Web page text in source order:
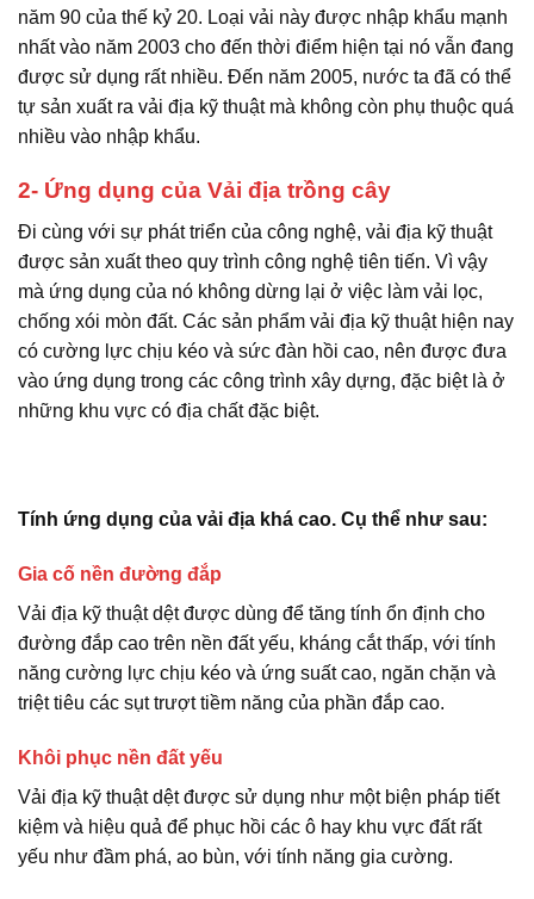
năm 90 của thế kỷ 20. Loại vải này được nhập khẩu mạnh
nhất vào năm 2003 cho đến thời điểm hiện tại nó vẫn đang
được sử dụng rất nhiều. Đến năm 2005, nước ta đã có thể
tự sản xuất ra vải địa kỹ thuật mà không còn phụ thuộc quá
nhiều vào nhập khẩu.
2- Ứng dụng của Vải địa trồng cây
Đi cùng với sự phát triển của công nghệ, vải địa kỹ thuật
được sản xuất theo quy trình công nghệ tiên tiến. Vì vậy
mà ứng dụng của nó không dừng lại ở việc làm vải lọc,
chống xói mòn đất. Các sản phẩm vải địa kỹ thuật hiện nay
có cường lực chịu kéo và sức đàn hồi cao, nên được đưa
vào ứng dụng trong các công trình xây dựng, đặc biệt là ở
những khu vực có địa chất đặc biệt.
Tính ứng dụng của vải địa khá cao. Cụ thể như sau:
Gia cố nền đường đắp
Vải địa kỹ thuật dệt được dùng để tăng tính ổn định cho
đường đắp cao trên nền đất yếu, kháng cắt thấp, với tính
năng cường lực chịu kéo và ứng suất cao, ngăn chặn và
triệt tiêu các sụt trượt tiềm năng của phần đắp cao.
Khôi phục nền đất yếu
Vải địa kỹ thuật dệt được sử dụng như một biện pháp tiết
kiệm và hiệu quả để phục hồi các ô hay khu vực đất rất
yếu như đầm phá, ao bùn, với tính năng gia cường.